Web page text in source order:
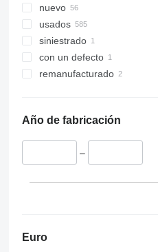
nuevo
usados
siniestrado
con un defecto
remanufacturado
Año de fabricación
–
Euro